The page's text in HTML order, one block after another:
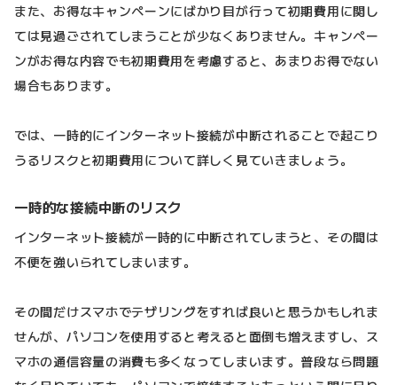
また、お得なキャンペーンにばかり目が行って初期費用に関し
ては見過ごされてしまうことが少なくありません。キャンペー
ンがお得な内容でも初期費用を考慮すると、あまりお得でない
場合もあります。
では、一時的にインターネット接続が中断されることで起こり
うるリスクと初期費用について詳しく見ていきましょう。
一時的な接続中断のリスク
インターネット接続が一時的に中断されてしまうと、その間は
不便を強いられてしまいます。
その間だけスマホでテザリングをすれば良いと思うかもしれま
せんが、パソコンを使用すると考えると面倒も増えますし、ス
マホの通信容量の消費も多くなってしまいます。普段なら問題